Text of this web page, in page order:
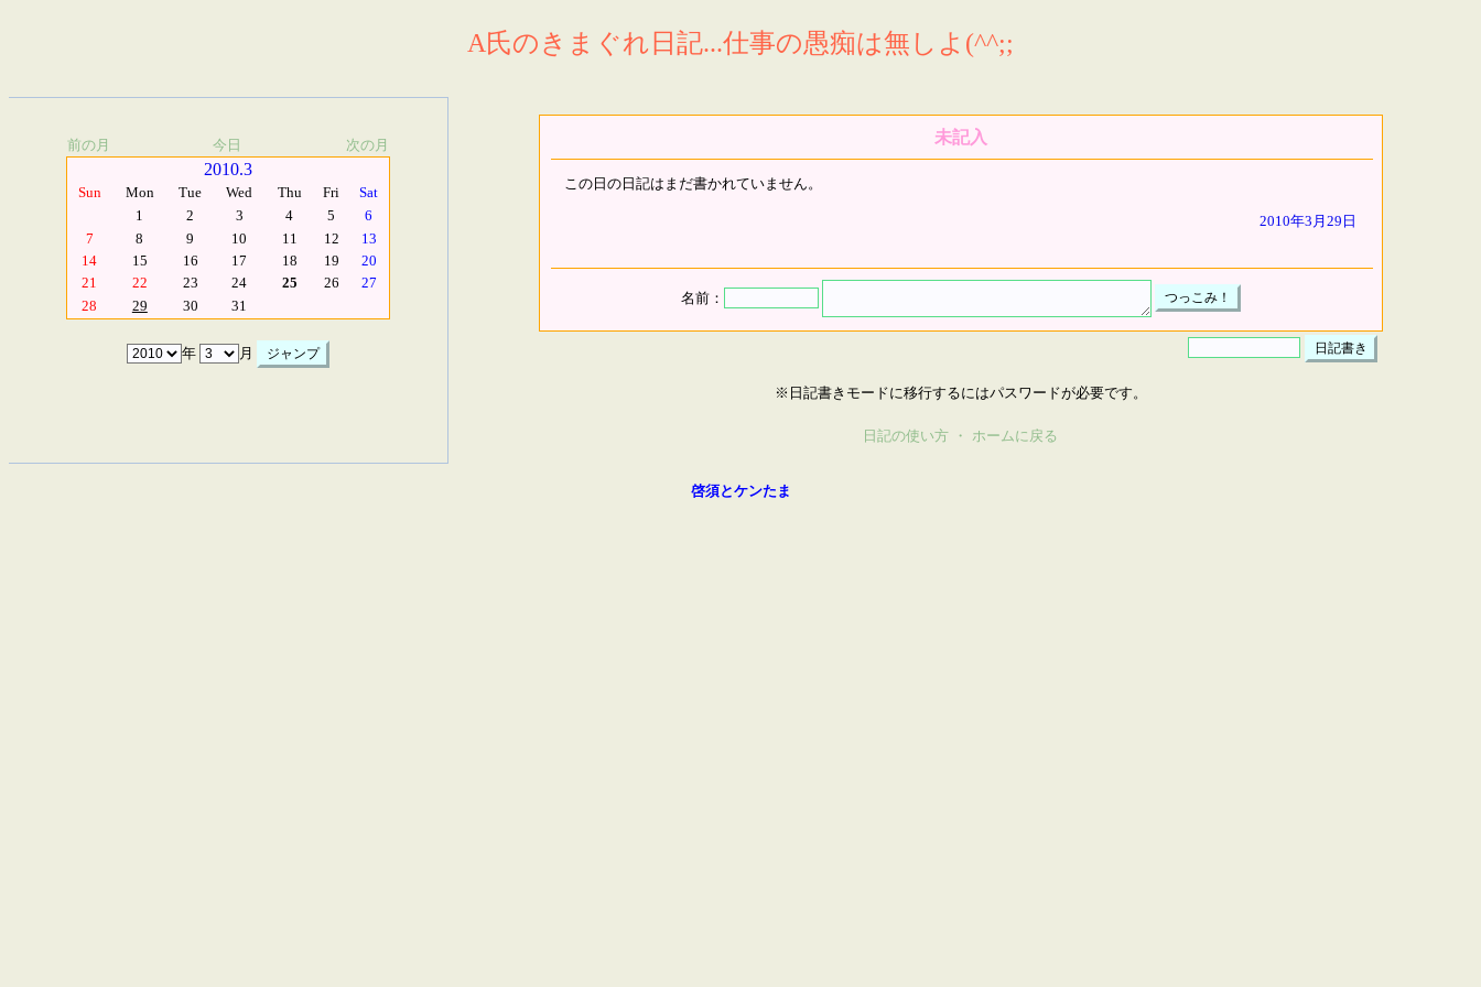
A氏のきまぐれ日記...仕事の愚痴は無しよ(^^;;
前の月 今日 次の月
2010.3
Sun Mon Tue Wed Thu Fri
Sat
1
2 3 4 5
6
7
8 9 10 11 12
13
14
15 16 17 18 19
20
21
22 23 24 25 26
27
28
29 30 31
年 月
未記入
この日の日記はまだ書かれていません。
2010年3月29日
名前：
※日記書きモードに移行するにはパスワードが必要です。
日記の使い方 ・ ホームに戻る
啓須とケンたま